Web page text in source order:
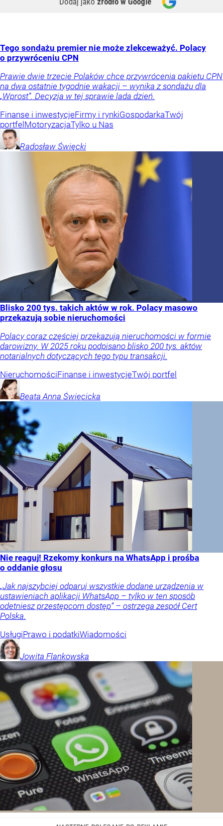
Tego sondażu premier nie może zlekceważyć. Polacy
o przywróceniu CPN
Prawie dwie trzecie Polaków chce przywrócenia pakietu CPN
na dwa ostatnie tygodnie wakacji – wynika z sondażu dla
„Wprost”. Decyzja w tej sprawie lada dzień.
Finanse i inwestycjeFirmy i rynkiGospodarkaTwój
portfelMotoryzacjaTylko u Nas
Radosław Święcki
Blisko 200 tys. takich aktów w rok. Polacy masowo
przekazują sobie nieruchomości
Polacy coraz częściej przekazują nieruchomości w formie
darowizny. W 2025 roku podpisano blisko 200 tys. aktów
notarialnych dotyczących tego typu transakcji.
NieruchomościFinanse i inwestycjeTwój portfel
Beata Anna Święcicka
Nie reaguj! Rzekomy konkurs na WhatsApp i prośba
o oddanie głosu
„Jak najszybciej odparuj wszystkie dodane urządzenia w
ustawieniach aplikacji WhatsApp – tylko w ten sposób
odetniesz przestępcom dostęp” – ostrzega zespół Cert
Polska.
UsługiPrawo i podatkiWiadomości
Jowita Flankowska